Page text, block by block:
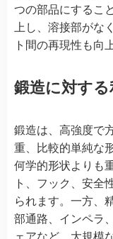
つの部品にするこ
上し、溶接部がな
ト間の再現性も向
鍛造に対す
鍛造は、高強度で
重、比較的単純な
何学的形状よりも
ト、フック、安全
られます。一方、
部通路、インペラ